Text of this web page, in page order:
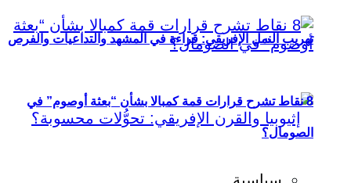
تهريب النمل الإفريقي: قراءة في المشهد والتداعيات والفرص
8 نقاط تشرح قرارات قمة كمبالا بشأن “بعثة أوصوم” في
الصومال؟